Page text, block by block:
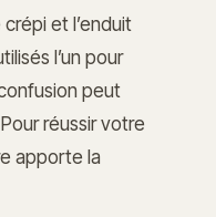
et l’enduit
l’un pour
peut
réussir votre
apporte la